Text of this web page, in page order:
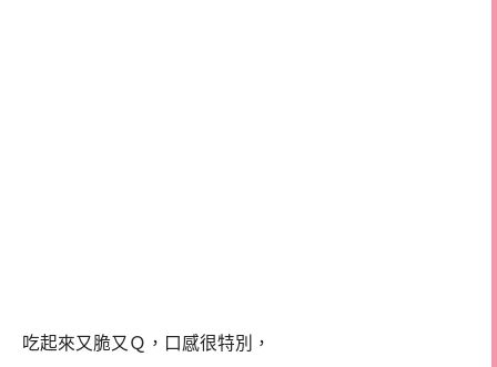
吃起來又脆又Ｑ，口感很特別，